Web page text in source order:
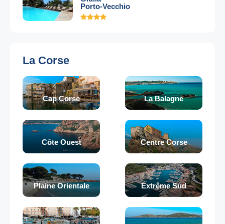
Porto-Vecchio
La Corse
Cap Corse La Balagne
Côte Ouest Centre Corse
Plaine Orientale Extrême Sud